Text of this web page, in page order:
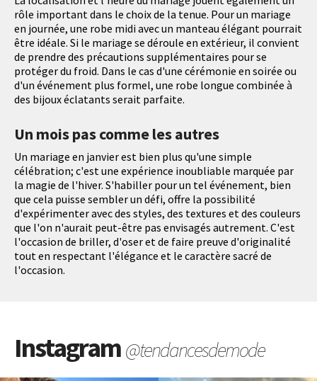
rôle important dans le choix de la tenue. Pour un mariage
en journée, une robe midi avec un manteau élégant pourrait
être idéale. Si le mariage se déroule en extérieur, il convient
de prendre des précautions supplémentaires pour se
protéger du froid. Dans le cas d'une cérémonie en soirée ou
d'un événement plus formel, une robe longue combinée à
des bijoux éclatants serait parfaite.
Un mois pas comme les autres
Un mariage en janvier est bien plus qu'une simple
célébration; c'est une expérience inoubliable marquée par
la magie de l'hiver. S'habiller pour un tel événement, bien
que cela puisse sembler un défi, offre la possibilité
d'expérimenter avec des styles, des textures et des couleurs
que l'on n'aurait peut-être pas envisagés autrement. C'est
l'occasion de briller, d'oser et de faire preuve d'originalité
tout en respectant l'élégance et le caractère sacré de
l'occasion.
Instagram@tendancesdemode